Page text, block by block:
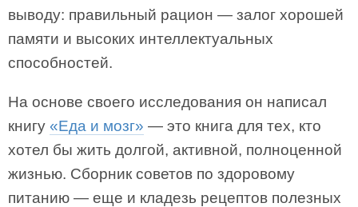
выводу: правильный рацион — залог хорошей
памяти и высоких интеллектуальных
способностей.
На основе своего исследования он написал
книгу «Еда и мозг» — это книга для тех, кто
хотел бы жить долгой, активной, полноценной
жизнью. Сборник советов по здоровому
питанию — еще и кладезь рецептов полезных